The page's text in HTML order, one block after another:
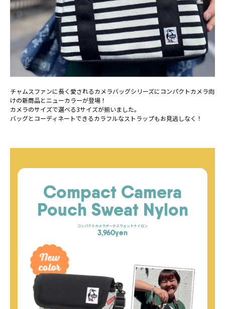
チャムスファンに長く愛されるカメラバッグシリーズにコンパクトカメラ向
けの新商品とニューカラーが登場！
カメラのサイズで選べる3サイズが揃いました。
バッグとコーディネートできるカラフルなストラップもお見逃しなく！
Compact Camera
Pouch Sweat Nylon
コンパクトカメラポーチスウェットナイロン
3,960yen